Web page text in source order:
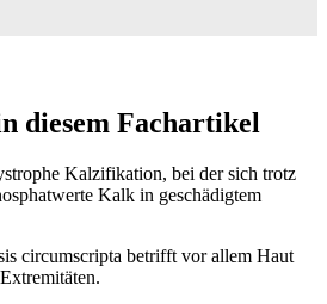
diesem Fachartikel
Kalzifikation, bei der sich trotz
Kalk in geschädigtem
circumscripta betrifft vor allem Haut